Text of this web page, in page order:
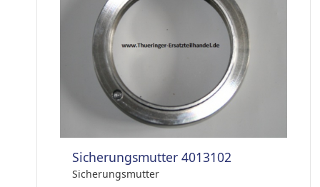
Sicherungsmutter 4013102
Sicherungsmutter